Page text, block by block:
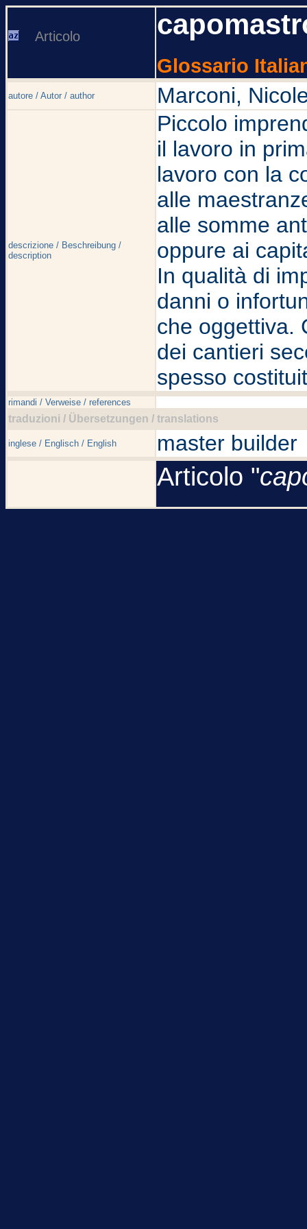
Articolo
Glossario
autore / Autor / author Marconi,
descrizione / Beschreibung /
description
Piccolo
il lavoro in
lavoro con la
alle
alle somme
oppure ai
In qualità di
danni o
che oggettiva.
dei cantieri
spesso
rimandi / Verweise / references
traduzioni / Übersetzungen / translations
inglese / Englisch / English master builder
Articolo "